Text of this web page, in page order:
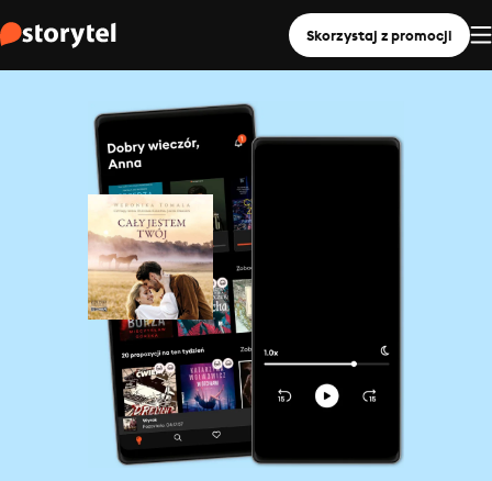
Skorzystaj z promocji